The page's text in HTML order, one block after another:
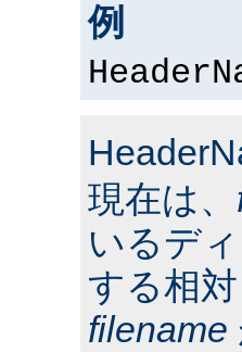
例
現在は、
いるデ
する相
filename